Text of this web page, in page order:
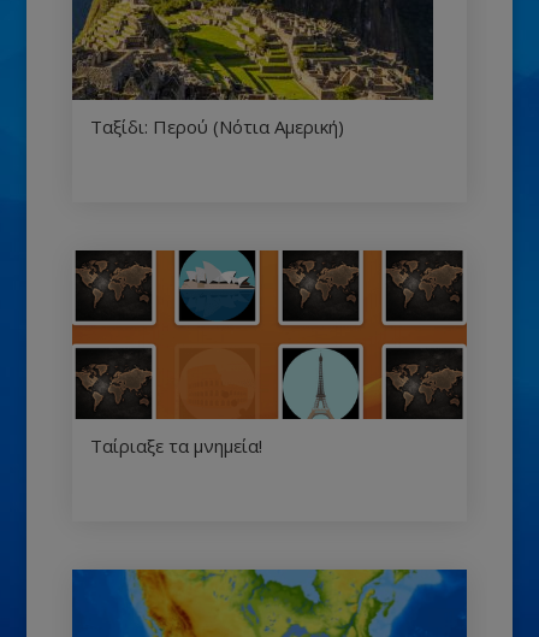
Ταξίδι: Περού (Νότια Αμερική)
Ταίριαξε τα μνημεία!